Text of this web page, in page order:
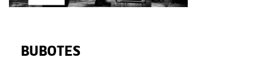
BUBOTES